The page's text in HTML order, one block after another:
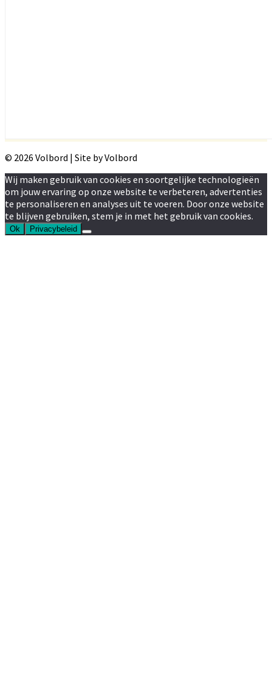
© 2026 Volbord | Site by Volbord
Wij maken gebruik van cookies en soortgelijke technologieën
om jouw ervaring op onze website te verbeteren, advertenties
te personaliseren en analyses uit te voeren. Door onze website
te blijven gebruiken, stem je in met het gebruik van cookies.
Ok Privacybeleid